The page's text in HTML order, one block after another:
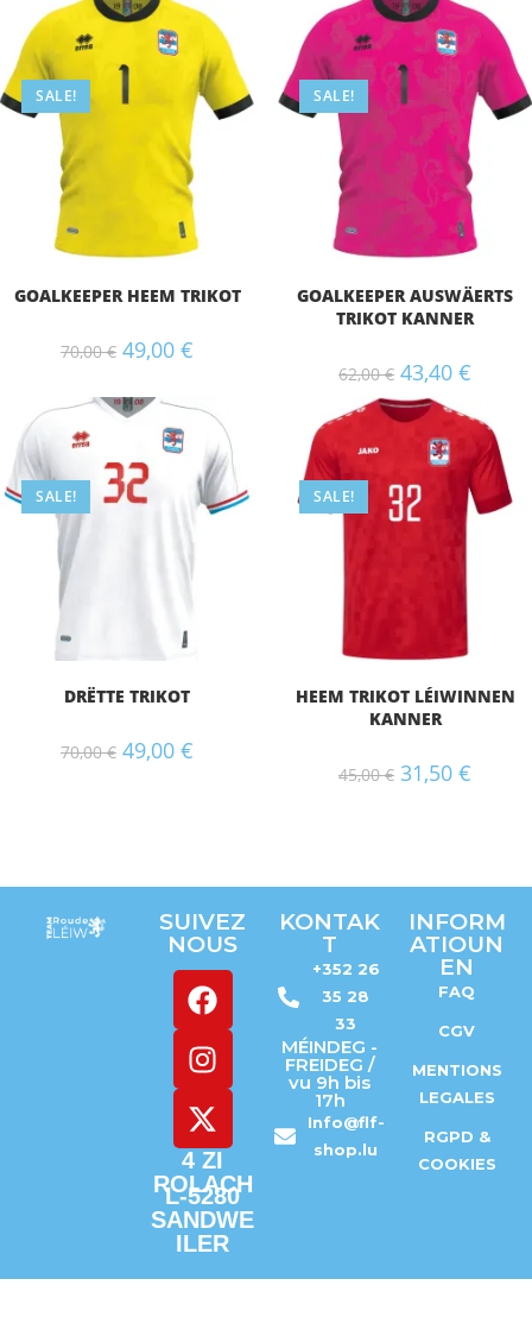
SALE!
GOALKEEPER HEEM TRIKOT
70,00€ 49,00 €
SALE!
GOALKEEPER AUSWÄERTS
TRIKOT KANNER
62,00€ 43,40 €
SALE!
DRËTTE TRIKOT
70,00€ 49,00 €
SALE!
HEEM TRIKOT LÉIWINNEN
KANNER
45,00€ 31,50 €
SUIVEZ
NOUS
4 ZI
ROLACH
L-5280
SANDWE
ILER
KONTAK
T
+352 26
35 28
33
MÉINDEG -
FREIDEG /
vu 9h bis
17h
Info@flf-
shop.lu
INFORM
ATIOUN
EN
FAQ
CGV
MENTIONS
LEGALES
RGPD &
COOKIES